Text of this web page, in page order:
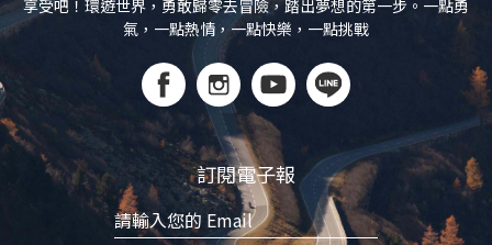
享受吧！環遊世界，勇敢歸零去冒險，踏出夢想的第一步。一點勇
氣，一點熱情，一點快樂，一點挑戰
訂閱電子報